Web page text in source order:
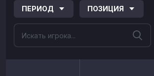
ПЕРИОД ПОЗИЦИЯ